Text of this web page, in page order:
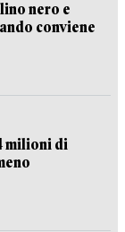
nero e
conviene
milioni di